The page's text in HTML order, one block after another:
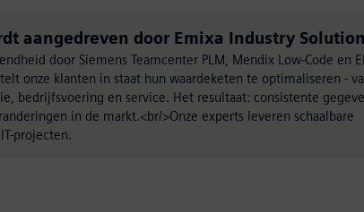
aangedreven door Emixa Industry
door Siemens Teamcenter PLM, Mendix Low-Code en
onze klanten in staat hun waardeketen te optimaliseren -
bedrijfsvoering en service. Het resultaat: consistente
in de markt.<br/>Onze experts leveren schaalbare
projecten.